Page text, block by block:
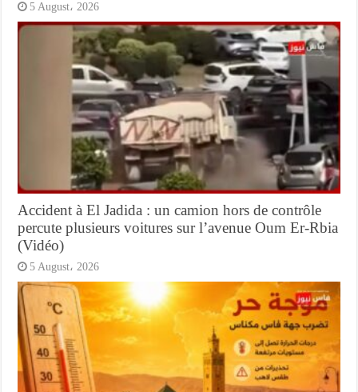
5 August، 2026
Accident à El Jadida : un camion hors de contrôle
percute plusieurs voitures sur l’avenue Oum Er-Rbia
(Vidéo)
5 August، 2026